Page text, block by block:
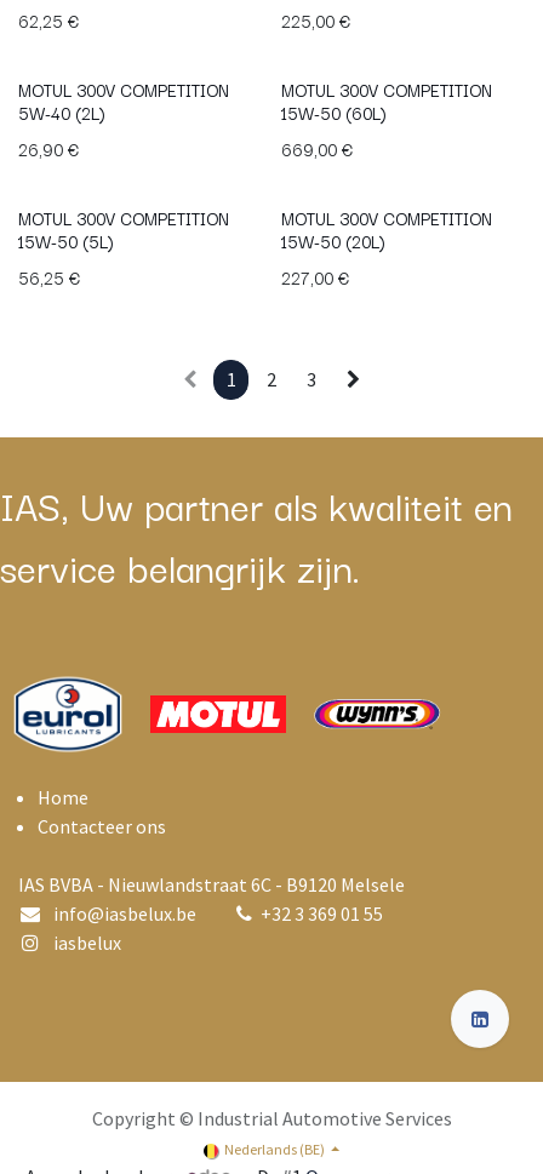
62,25 €
225,00€
MOTUL 300V COMPETITION
5W-40 (2L)
26,90€
MOTUL 300V COMPETITION
15W-50 (60L)
669,00€
MOTUL 300V COMPETITION
15W-50 (5L)
56,25 €
MOTUL 300V COMPETITION
15W-50 (20L)
227,00€
1 2 3
IAS, Uw partner als kwaliteit en
service belangrijk zijn.
Home
Contacteer ons
IAS BVBA - Nieuwlandstraat 6C - B9120 Melsele
info@iasbelux.be +32 3 369 01 55
iasbelux
Copyright © Industrial Automotive Services
Nederlands (BE)